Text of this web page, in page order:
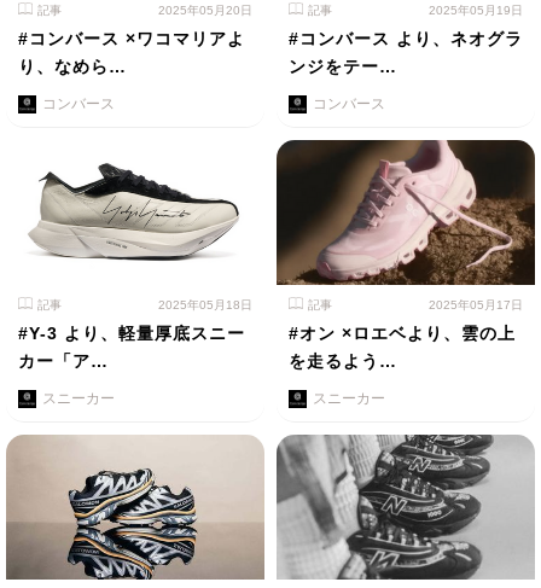
記事 2025年05月20日
#コンバース ×ワコマリアよ
り、なめら…
コンバース
記事 2025年05月19日
#コンバース より、ネオグラ
ンジをテー…
コンバース
記事 2025年05月18日
#Y-3 より、軽量厚底スニー
カー「ア…
スニーカー
記事 2025年05月17日
#オン ×ロエベより、雲の上
を走るよう…
スニーカー